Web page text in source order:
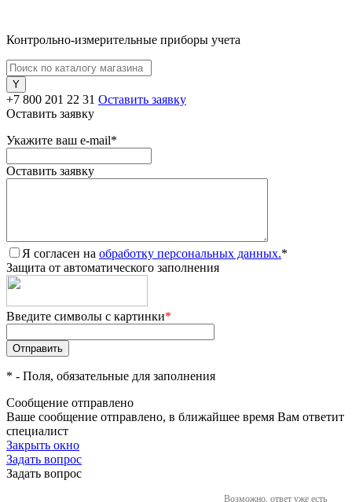
Контрольно-измерительные приборы учета
+7 800 201 22 31 Оставить заявку
Оставить заявку
Укажите ваш e-mail*
Оставить заявку
Я согласен на обработку персональных данных.*
Защита от автоматического заполнения
Введите символы с картинки*
* - Поля, обязательные для заполнения
Сообщение отправлено
Ваше сообщение отправлено, в ближайшее время Вам ответит
специалист
Закрыть окно
Задать вопрос
Задать вопрос
Возможно, ответ уже есть